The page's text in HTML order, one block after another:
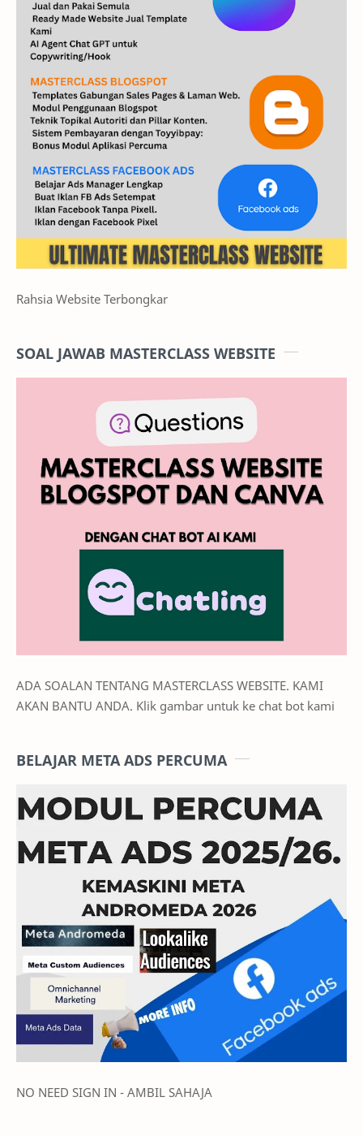
Rahsia Website Terbongkar
SOAL JAWAB MASTERCLASS WEBSITE
ADA SOALAN TENTANG MASTERCLASS WEBSITE. KAMI
AKAN BANTU ANDA. Klik gambar untuk ke chat bot kami
BELAJAR META ADS PERCUMA
NO NEED SIGN IN - AMBIL SAHAJA